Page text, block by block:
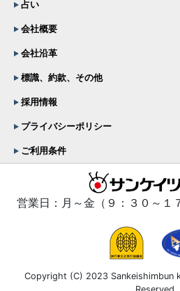
占い
会社概要
会社沿革
標識、約款、その他
採用情報
プライバシーポリシー
ご利用条件
営業日：月～金（９：３０～１
Copyright (C) 2023 Sankeishimbun